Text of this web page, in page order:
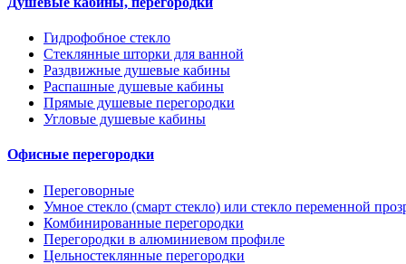
Гидрофобное стекло
Стеклянные шторки для ванной
Раздвижные душевые кабины
Распашные душевые кабины
Прямые душевые перегородки
Угловые душевые кабины
Офисные перегородки
Переговорные
Умное стекло (смарт стекло) или стекло переменной
Комбинированные перегородки
Перегородки в алюминиевом профиле
Цельностеклянные перегородки